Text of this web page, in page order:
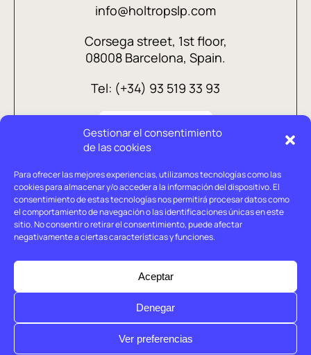
Gestionar el consentimiento
de las cookies
Para ofrecer las mejores experiencias, utilizamos tecnologías como las
cookies para almacenar y/o acceder a la información del dispositivo. El
consentimiento de estas tecnologías nos permitirá procesar datos como
el comportamiento de navegación o las identificaciones únicas en este
sitio. No consentir o retirar el consentimiento, puede afectar
negativamente a ciertas características y funciones.
Aceptar
Denegar
Ver preferencias
info@holtropslp.com
Corsega street, 1st floor,
08008 Barcelona, Spain.
Tel: (+34) 93 519 33 93
© Holtrop 2026
Legal advice
Privacy policy
Cookies policy